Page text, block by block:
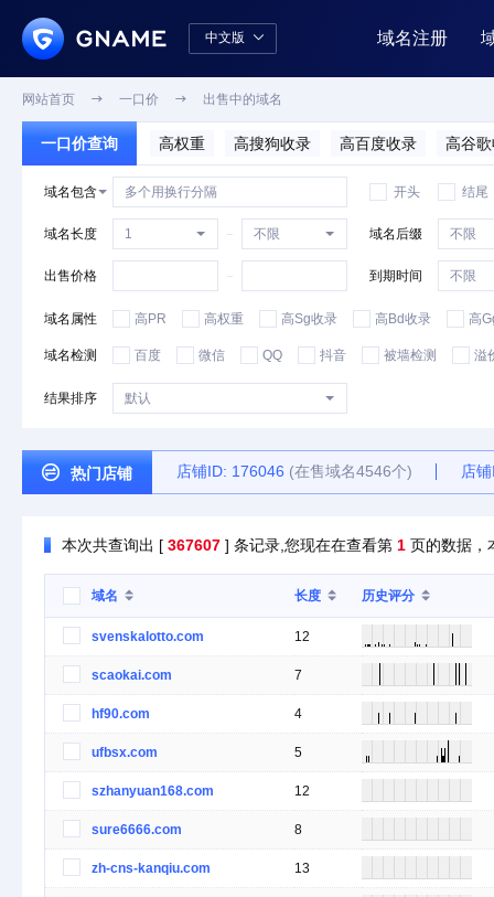
中文版 
English
域名注册
网站首页  一口价  出售中的域名
一口价查询 高权重 高搜狗收录 高百度收录 高谷
域名包含 开头 结尾
域名长度 域名后缀
出售价格 到期时间
域名属性 高PR 高权重 高Sg收录 高Bd收录 高
域名检测 百度 微信 QQ 抖音 被墙检测 溢
结果排序
 热门店铺 店铺ID: 176046 (在售域名4546个) 店
本次共查询出 [ 367607 ] 条记录,您现在在查看第 1 页的数据，
域名 长度 历史评分
svenskalotto.com 12
scaokai.com 7
hf90.com 4
ufbsx.com 5
szhanyuan168.com 12
sure6666.com 8
zh-cns-kanqiu.com 13